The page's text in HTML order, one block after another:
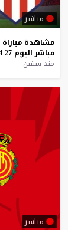
مباشر
مشاهدة مباراة
مباشر اليوم 27-4-2024
منذ سنتين
مباشر